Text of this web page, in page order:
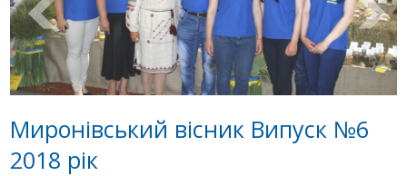
КОНТАКТИ
Миронівський вісник Випуск №6
2018 рік